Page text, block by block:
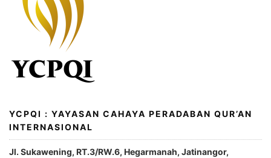
YCPQI : YAYASAN CAHAYA PERADABAN QUR’AN
INTERNASIONAL
Jl. Sukawening, RT.3/RW.6, Hegarmanah, Jatinangor,